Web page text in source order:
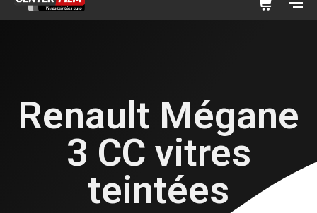
Renault Mégane
3 CC vitres
teintées